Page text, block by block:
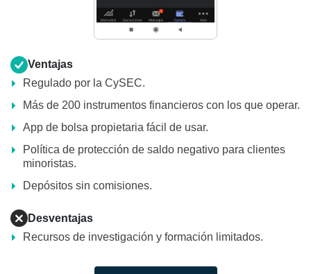
Ventajas
Regulado por la CySEC.
Más de 200 instrumentos financieros con los que operar.
App de bolsa propietaria fácil de usar.
Política de protección de saldo negativo para clientes
minoristas.
Depósitos sin comisiones.
Desventajas
Recursos de investigación y formación limitados.